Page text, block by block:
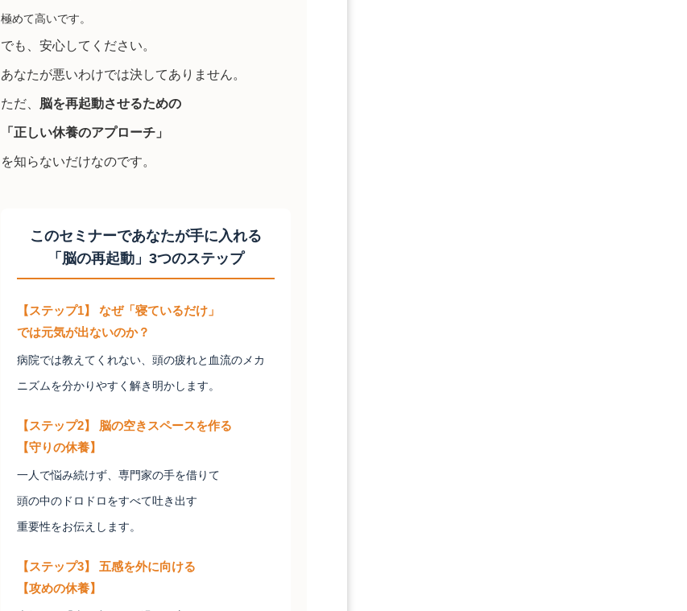
極めて高いです。
でも、安心してください。
あなたが悪いわけでは決してありません。
ただ、 脳を再起動させるための
「正しい休養のアプローチ」
を知らないだけなのです。
このセミナーであなたが手に入れる
「脳の再起動」3つのステップ
【ステップ1】 なぜ「寝ているだけ」
では元気が出ないのか？
病院では教えてくれない、頭の疲れと血流のメカ
ニズムを分かりやすく解き明かします。
【ステップ2】 脳の空きスペースを作る
【守りの休養】
一人で悩み続けず、専門家の手を借りて
頭の中のドロドロをすべて吐き出す
重要性をお伝えします。
【ステップ3】 五感を外に向ける
【攻めの休養】